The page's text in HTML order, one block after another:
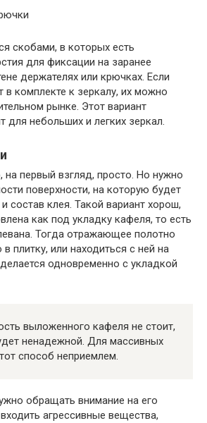
скобами, в которых есть
для фиксации на заранее
держателях или крючках. Если
в комплекте к зеркалу, их можно
рынке. Этот вариант
для небольших и легких зеркал.
на первый взгляд, просто. Но нужно
поверхности, на которую будет
состав клея. Такой вариант хорош,
как под укладку кафеля, то есть
Тогда отражающее полотно
плитку, или находиться с ней на
одновременно с укладкой
выложенного кафеля не стоит,
ненадежной. Для массивных
способ неприемлем.
обращать внимание на его
агрессивные вещества,